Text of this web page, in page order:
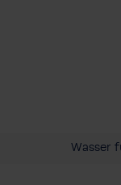
Wasser